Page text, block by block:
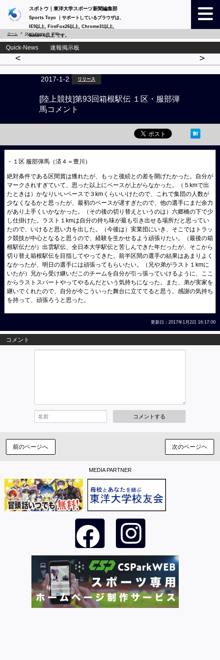
スポトウ｜東洋大学スポーツ新聞編集部
Sports Toyo ｜サポートしているブラウザは、
IE9以上, FireFox26以上, Chrome31以上,
Safari 6以上 です。
ホーム Quick-News 詳細
Quick-News 速報掲示板
< >
2017-1-2 リリース
[陸上競技]第93回箱根駅伝 １区・服部弾
馬コメント
・１区 服部弾馬（済４＝豊川）
絶対条件である区間賞は獲れたが、もっと後続との差を開げたかった。自分が
マークされすぎていて、思った以上にペースが上がらなかった。（５kmで出
たときは）かなりいいペースで３kmくらいいけたので、これで集団の人数が
少なくなるかと思ったが、最初のペースが遅すぎたので、他の選手にまだ余力
があり上手くいかなかった。（その後の切り替えというのは）六郷橋の下で少
し仕掛けた。ラスト１kmは自分の持ち味が最も引き出せる場所だと思ってい
たので、いけると思い力を出した。（今後は）実業団にいき、そこではトラッ
ク競技が中心となると思うので、経験を生かせるよう頑張りたい。（最後の箱
根駅伝だが）出雲駅伝、全日本大学駅伝と苦しんできた年だったが、そこから
切り替え箱根駅伝を目指してやってきた。前半区間の選手の結果はあまりよく
なかったが、明日の選手には頑張ってもらいたい。（兄や弟がラスト１kmに
いたが）兄から受け継いだこのチームを自分が引っ張っていけるように、ここ
からラストスパートやってやるんだという気持ちになった。また、弟が実家を
継いでくれたので、自分が今こういった舞台に立ててると思う。感謝の気持ち
を持って、頑張ろうと思った。
更新日：2017年1月2日 16:17:00
コメント
コメントする
前のページへ 次のページヘ
MEDIA PARTNER